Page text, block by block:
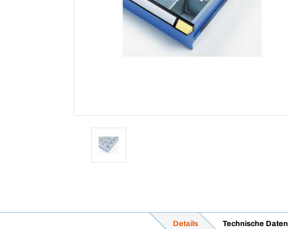
Details Technische Daten